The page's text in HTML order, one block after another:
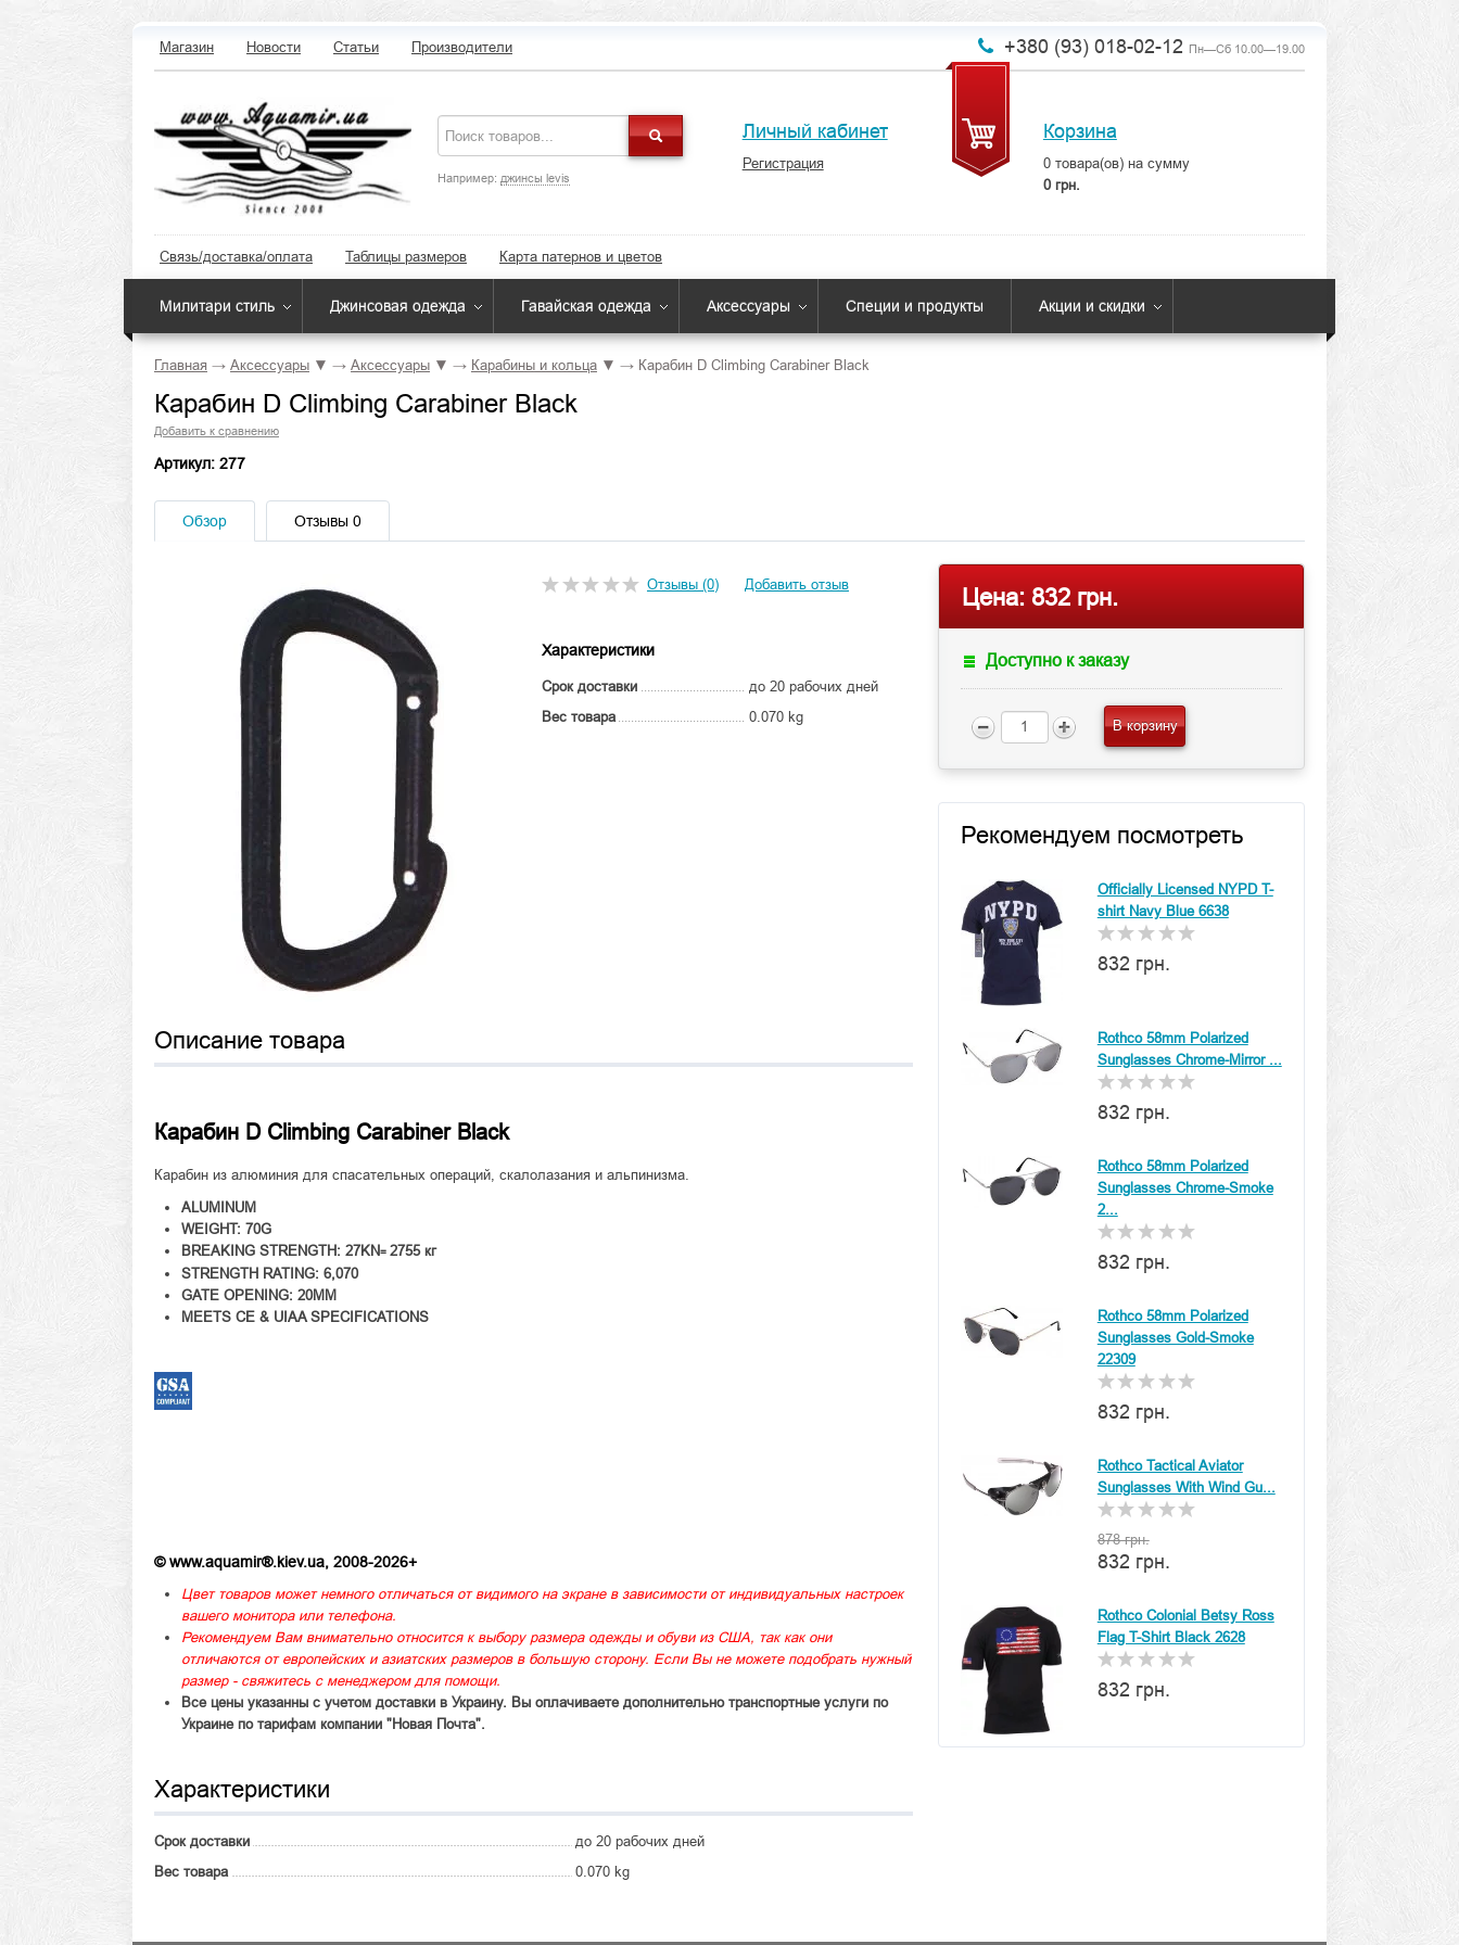
Магазин Новости Статьи Производители +380 (93) 018-02-12 Пн—Сб 10.00—19.00
Например: джинсы levis
Личный кабинет
Регистрация
Корзина
0товара(ов) на сумму
0 грн.
Связь/доставка/оплата Таблицы размеров Карта патернов и цветов
Милитари стиль Джинсовая одежда Гавайская одежда Аксессуары Специи и продукты Акции и скидки
Главная → Аксессуары ▼ → Аксессуары ▼ → Карабины и кольца ▼ → Карабин D Climbing Carabiner Black
Карабин D Climbing Carabiner Black
Добавить к сравнению
Артикул: 277
Обзор Отзывы 0
Отзывы (0) Добавить отзыв
Характеристики
Срок доставки
до 20 рабочих дней
Вес товара
0.070 kg
Описание товара
Карабин D Climbing Carabiner Black
Карабин из алюминия для спасательных операций, скалолазания и альпинизма.
ALUMINUM
WEIGHT: 70G
BREAKING STRENGTH: 27KN= 2755 кг
STRENGTH RATING: 6,070
GATE OPENING: 20MM
MEETS CE & UIAA SPECIFICATIONS
© www.aquamir®.kiev.ua, 2008-2026+
Цвет товаров может немного отличаться от видимого на экране в зависимости от индивидуальных настроек
вашего монитора или телефона.
Рекомендуем Вам внимательно относится к выбору размера одежды и обуви из США, так как они
отличаются от европейских и азиатских размеров в большую сторону. Если Вы не можете подобрать нужный
размер - свяжитесь с менеджером для помощи.
Все цены указанны с учетом доставки в Украину. Вы оплачиваете дополнительно транспортные услуги по
Украине по тарифам компании "Новая Почта".
Характеристики
Срок доставки
до 20 рабочих дней
Вес товара
0.070 kg
Цена: 832 грн.
Доступно к заказу
В корзину
Рекомендуем посмотреть
Officially Licensed NYPD T-
shirt Navy Blue 6638
832 грн.
Rothco 58mm Polarized
Sunglasses Chrome-Mirror ...
832 грн.
Rothco 58mm Polarized
Sunglasses Chrome-Smoke
2...
832 грн.
Rothco 58mm Polarized
Sunglasses Gold-Smoke
22309
832 грн.
Rothco Tactical Aviator
Sunglasses With Wind Gu...
878 грн.
832 грн.
Rothco Colonial Betsy Ross
Flag T-Shirt Black 2628
832 грн.